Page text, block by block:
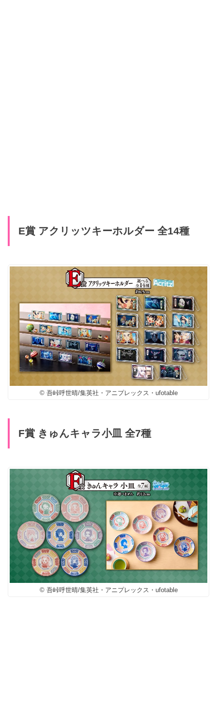
E賞 アクリッツキーホルダー 全14種
© 吾峠呼世晴/集英社・アニプレックス・ufotable
F賞 きゅんキャラ小皿 全7種
© 吾峠呼世晴/集英社・アニプレックス・ufotable